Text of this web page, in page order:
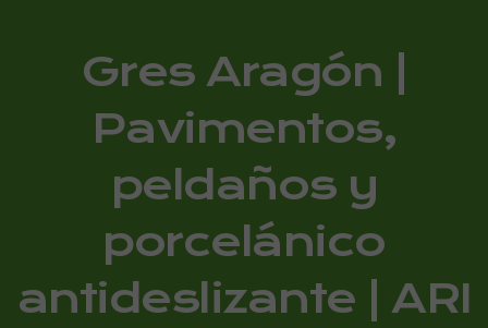
Gres Aragón |
Pavimentos,
peldaños y
porcelánico
antideslizante | ARI